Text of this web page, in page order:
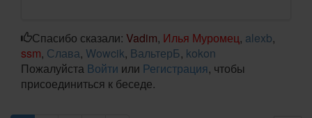
Спасибо сказали: Vadim, Илья Муромец, alexb,
ssm, Слава, Wowcik, ВальтерБ, kokon
Пожалуйста Войти или Регистрация, чтобы
присоединиться к беседе.